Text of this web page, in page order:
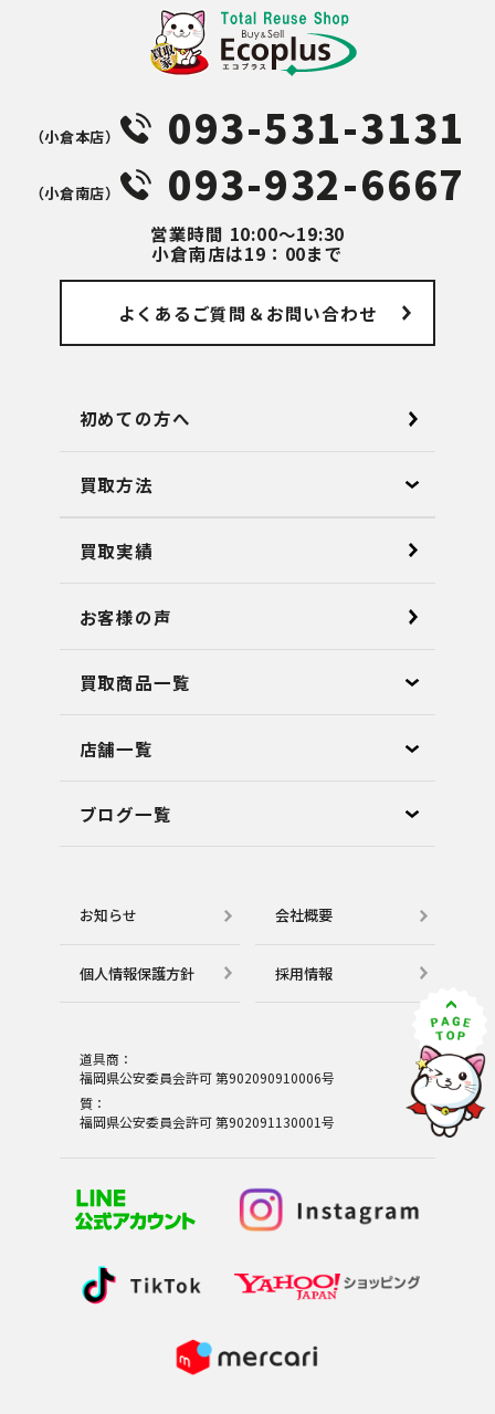
（⼩倉本店） 093-531-3131
（⼩倉南店） 093-932-6667
営業時間 10:00～19:30
小倉南店は19：00まで
よくあるご質問 ＆お問い合わせ
初めての方へ
買取方法
買取実績
お客様の声
買取商品一覧
店舗⼀覧
ブログ⼀覧
お知らせ 会社概要
個⼈情報保護⽅針 採用情報
道具商：
福岡県公安委員会許可 第902090910006号
質：
福岡県公安委員会許可 第902091130001号